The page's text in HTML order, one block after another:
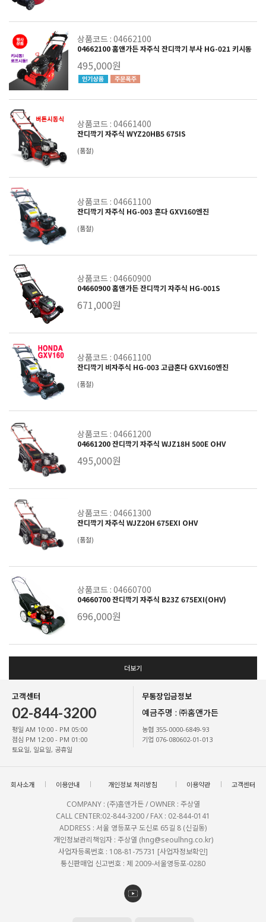
상품코드 : 04662100
04662100 홈앤가든 자주식 잔디깍기 부사 HG-021 키시동
495,000원
상품코드 : 04661400
잔디깍기 자주식 WYZ20HB5 675IS
(품절)
상품코드 : 04661100
잔디깍기 자주식 HG-003 혼다 GXV160엔진
(품절)
상품코드 : 04660900
04660900 홈앤가든 잔디깍기 자주식 HG-001S
671,000원
상품코드 : 04661100
잔디깍기 비자주식 HG-003 고급혼다 GXV160엔진
(품절)
상품코드 : 04661200
04661200 잔디깍기 자주식 WJZ18H 500E OHV
495,000원
상품코드 : 04661300
잔디깍기 자주식 WJZ20H 675EXI OHV
(품절)
상품코드 : 04660700
04660700 잔디깍기 자주식 B23Z 675EXI(OHV)
696,000원
더보기
고객센터
02-844-3200
평일 AM 10:00 - PM 05:00
점심 PM 12:00 - PM 01:00
토요일, 일요일, 공휴일
무통장입금정보
예금주명 : ㈜홈앤가든
농협 355-0000-6849-93
기업 076-080602-01-013
회사소개 이용안내 개인정보 처리방침 이용약관 고객센터
COMPANY : (주)홈앤가든 / OWNER : 주상열
CALL CENTER:02-844-3200 / FAX : 02-844-0141
ADDRESS : 서울 영등포구 도신로 65길 8 (신길동)
개인정보관리책임자 : 주상열 (hng@seoulhng.co.kr)
사업자등록번호 : 108-81-75731 [사업자정보확인]
통신판매업 신고번호 : 제 2009-서울영등포-0280